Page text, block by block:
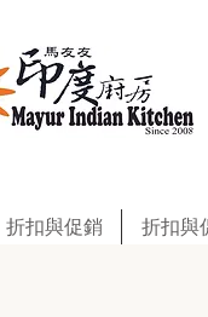
折扣與促銷 折扣與